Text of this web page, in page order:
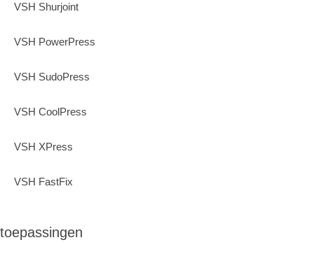
VSH Shurjoint
VSH PowerPress
VSH SudoPress
VSH CoolPress
VSH XPress
VSH FastFix
toepassingen